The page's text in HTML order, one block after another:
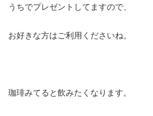
うちでプレゼントしてますので、
お好きな方はご利用くださいね。
珈琲みてると飲みたくなります。